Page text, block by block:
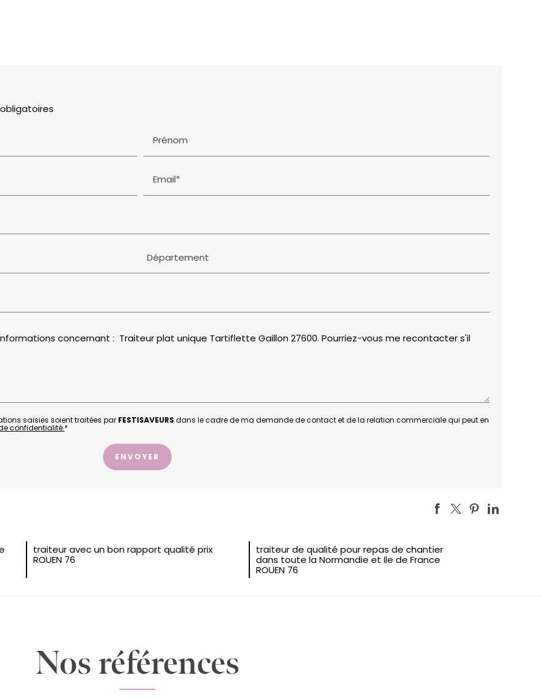
Prénom
Email*
Département
saisies soient traitées par FESTISAVEURS dans le cadre de ma demande de contact et de la relation commerciale qui peut en
confidentialité.*
traiteur avec un bon rapport qualité prix
ROUEN 76
traiteur de qualité pour repas de chantier
dans toute la Normandie et Ile de France
ROUEN 76
Nos références